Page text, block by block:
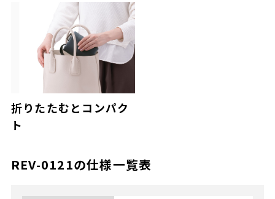
折りたたむとコンパク
ト
REV-0121の仕様一覧表